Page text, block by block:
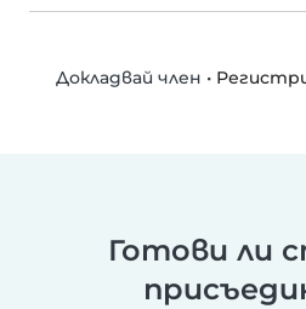
Докладвай член •
Готови ли